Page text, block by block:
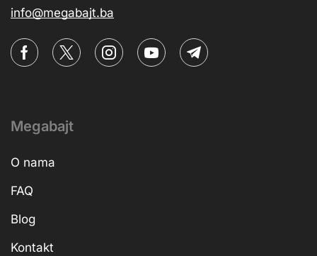
info@megabajt.ba
Megabajt
O nama
FAQ
Blog
Kontakt